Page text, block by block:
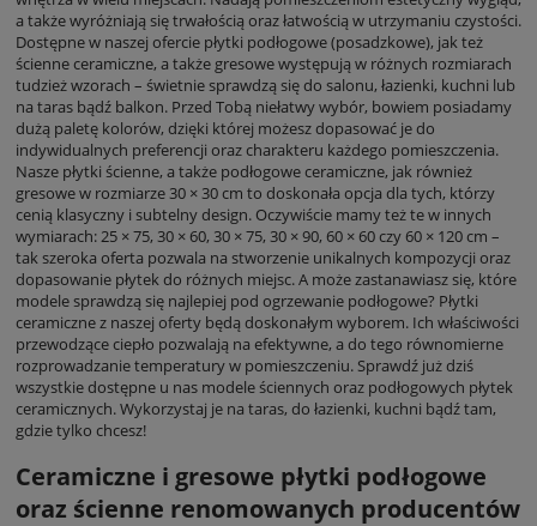
a także wyróżniają się trwałością oraz łatwością w utrzymaniu czystości.
Dostępne w naszej ofercie płytki podłogowe (posadzkowe), jak też
ścienne ceramiczne, a także gresowe występują w różnych rozmiarach
tudzież wzorach – świetnie sprawdzą się do salonu, łazienki, kuchni lub
na taras bądź balkon. Przed Tobą niełatwy wybór, bowiem posiadamy
dużą paletę kolorów, dzięki której możesz dopasować je do
indywidualnych preferencji oraz charakteru każdego pomieszczenia.
Nasze płytki ścienne, a także podłogowe ceramiczne, jak również
gresowe w rozmiarze 30 × 30 cm to doskonała opcja dla tych, którzy
cenią klasyczny i subtelny design. Oczywiście mamy też te w innych
wymiarach: 25 × 75, 30 × 60, 30 × 75, 30 × 90, 60 × 60 czy 60 × 120 cm –
tak szeroka oferta pozwala na stworzenie unikalnych kompozycji oraz
dopasowanie płytek do różnych miejsc. A może zastanawiasz się, które
modele sprawdzą się najlepiej pod ogrzewanie podłogowe? Płytki
ceramiczne z naszej oferty będą doskonałym wyborem. Ich właściwości
przewodzące ciepło pozwalają na efektywne, a do tego równomierne
rozprowadzanie temperatury w pomieszczeniu. Sprawdź już dziś
wszystkie dostępne u nas modele ściennych oraz podłogowych płytek
ceramicznych. Wykorzystaj je na taras, do łazienki, kuchni bądź tam,
gdzie tylko chcesz!
Ceramiczne i gresowe płytki podłogowe
oraz ścienne renomowanych producentów